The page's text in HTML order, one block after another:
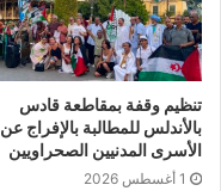
تنظيم وقفة بمقاطعة قادس
بالأندلس للمطالبة بالإفراج عن
الأسرى المدنيين الصحراويين
1 أغسطس 2026